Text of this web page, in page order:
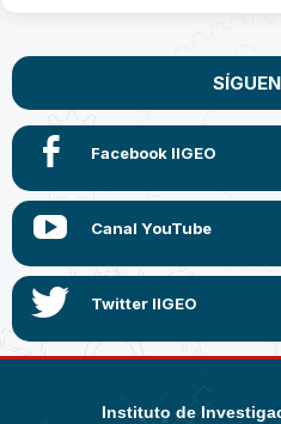
Instituto de